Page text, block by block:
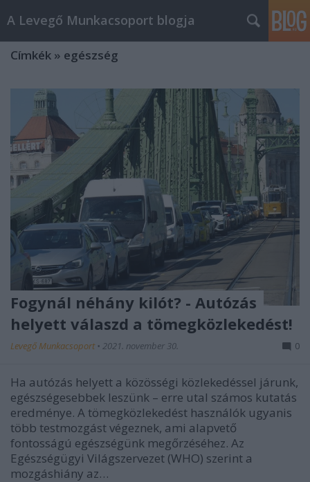
A Levegő Munkacsoport blogja
Címkék » egészség
Fogynál néhány kilót? - Autózás
helyett válaszd a tömegközlekedést!
Levegő Munkacsoport • 2021. november 30. 0
Ha autózás helyett a közösségi közlekedéssel járunk,
egészségesebbek leszünk – erre utal számos kutatás
eredménye. A tömegközlekedést használók ugyanis
több testmozgást végeznek, ami alapvető
fontosságú egészségünk megőrzéséhez. Az
Egészségügyi Világszervezet (WHO) szerint a
mozgáshiány az…